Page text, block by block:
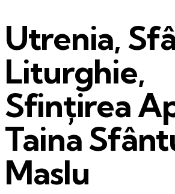
Utrenia,
Liturghie,
Sfințirea
Taina
Maslu